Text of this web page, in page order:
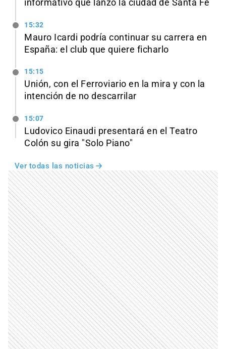
informativo que lanzó la ciudad de Santa Fe
15:32
Mauro Icardi podría continuar su carrera en
España: el club que quiere ficharlo
15:15
Unión, con el Ferroviario en la mira y con la
intención de no descarrilar
15:07
Ludovico Einaudi presentará en el Teatro
Colón su gira "Solo Piano"
Ver todas las noticias